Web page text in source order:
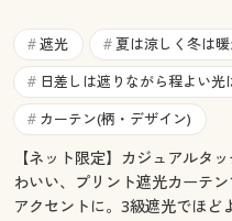
お気に入り
サポート
ご利用ガイド
よくある質問とお問い合
ご利用ガイド
よくある質問とお問い合
幅100×丈125(2枚組) ◎ 在庫
幅100×丈130(2枚組) ◎ 在庫
幅100×丈135(2枚組) ◎ 在庫
幅100×丈140(2枚組) ○ 在庫わ
幅100×丈145(2枚組) ◎ 在庫
幅100×丈150(2枚組) ◎ 在庫
幅100×丈155(2枚組) ○ 在庫
# 遮光 # 夏は涼しく冬は暖
# 日差しは遮りながら程よい光
# カーテン(柄・デザイン)
【ネット限定】カジュアルタ
わいい、プリント遮光カーテ
アクセントに。3級遮光でほど